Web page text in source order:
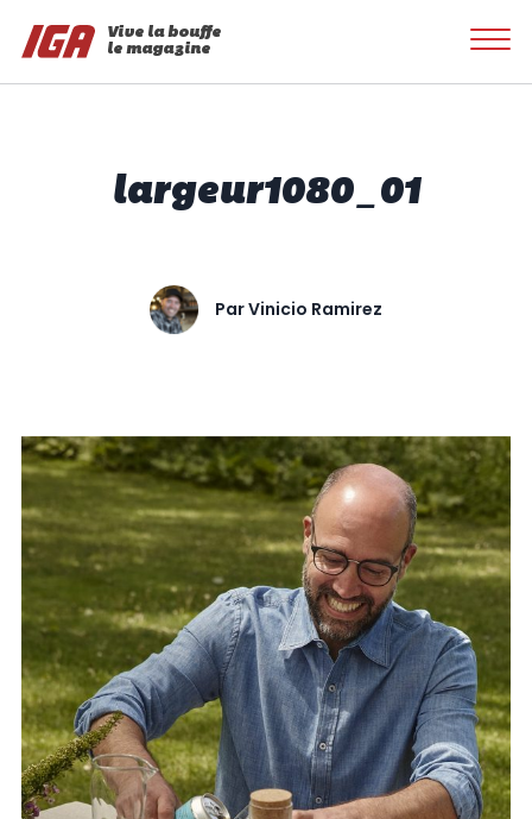
Vive la bouffe
le magazine
largeur1080_01
ParVinicio Ramirez